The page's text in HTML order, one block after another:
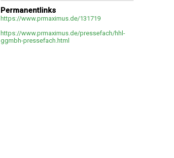
Permanentlinks
https://www.prmaximus.de/131719
https://www.prmaximus.de/pressefach/hhl-
ggmbh-pressefach.html